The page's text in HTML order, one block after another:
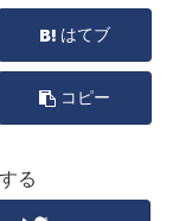
はてブ
コピー
る